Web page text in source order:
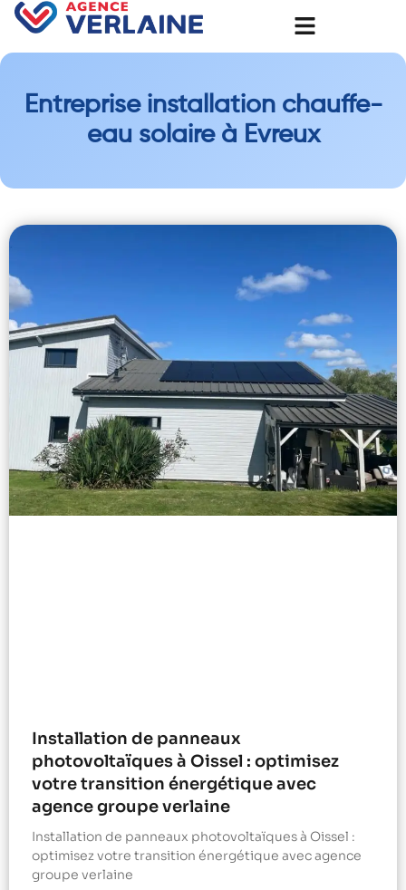
Entreprise installation chauffe-
eau solaire à Evreux
Installation de panneaux
photovoltaïques à Oissel : optimisez
votre transition énergétique avec
agence groupe verlaine
Installation de panneaux photovoltaïques à Oissel :
optimisez votre transition énergétique avec agence
groupe verlaine